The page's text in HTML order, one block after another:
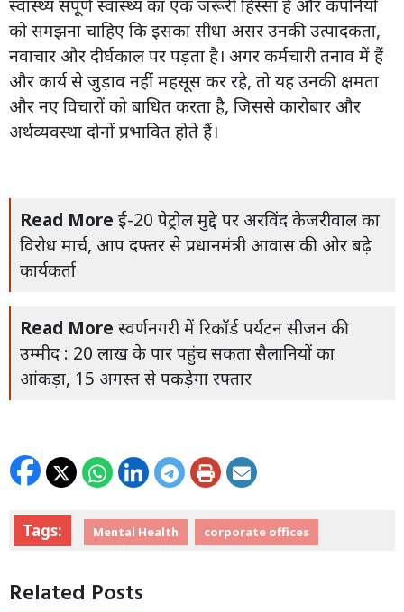
स्वास्थ्य संपूर्ण स्वास्थ्य का एक जरूरी हिस्सा है और कंपनियों
को समझना चाहिए कि इसका सीधा असर उनकी उत्पादकता,
नवाचार और दीर्घकाल पर पड़ता है। अगर कर्मचारी तनाव में हैं
और कार्य से जुड़ाव नहीं महसूस कर रहे, तो यह उनकी क्षमता
और नए विचारों को बाधित करता है, जिससे कारोबार और
अर्थव्यवस्था दोनों प्रभावित होते हैं।
Read More ई-20 पेट्रोल मुद्दे पर अरविंद केजरीवाल का
विरोध मार्च, आप दफ्तर से प्रधानमंत्री आवास की ओर बढ़े
कार्यकर्ता
Read More स्वर्णनगरी में रिकॉर्ड पर्यटन सीजन की
उम्मीद : 20 लाख के पार पहुंच सकता सैलानियों का
आंकड़ा, 15 अगस्त से पकड़ेगा रफ्तार
Tags: Mental Health corporate offices
Related Posts